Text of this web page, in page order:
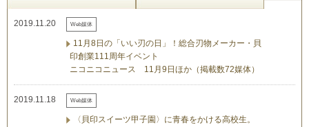
2019.11.20 Web媒体
11月8日の「いい刃の日」！総合刃物メーカー・貝
印創業111周年イベント
ニコニコニュース 11月9日ほか（掲載数72媒体）
2019.11.18 Web媒体
〈貝印スイーツ甲子園〉に青春をかける高校生。